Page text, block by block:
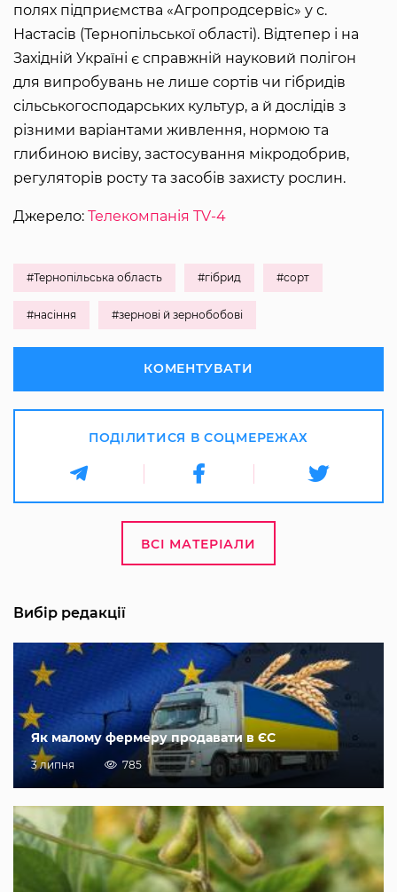
полях підприємства «Агропродсервіс» у с.
Настасів (Тернопільської області). Відтепер і на
Західній Україні є справжній науковий полігон
для випробувань не лише сортів чи гібридів
сільськогосподарських культур, а й дослідів з
різними варіантами живлення, нормою та
глибиною висіву, застосування мікродобрив,
регуляторів росту та засобів захисту рослин.
Джерело: Телекомпанія TV-4
#Тернопільська область #гібрид #сорт
#насіння #зернові й зернобобові
КОМЕНТУВАТИ
ПОДІЛИТИСЯ В СОЦМЕРЕЖАХ
ВСІ МАТЕРІАЛИ
Вибір редакції
Як малому фермеру продавати в ЄС
3 липня 785